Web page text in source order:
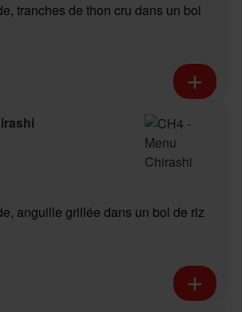
tranches de thon cru dans un bol
anguille grillée dans un bol de riz